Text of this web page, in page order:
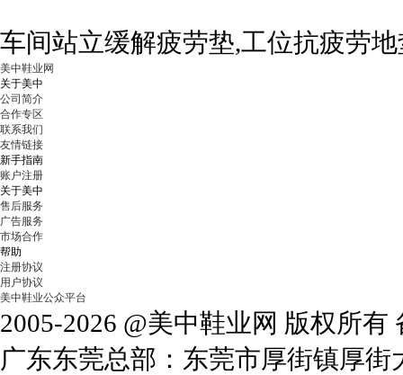
车间站立缓解疲劳垫,工位抗疲劳
美中鞋业网
关于美中
公司简介
合作专区
联系我们
友情链接
新手指南
账户注册
关于美中
售后服务
广告服务
市场合作
帮助
注册协议
用户协议
美中鞋业公众平台
2005-2026 @美中鞋业网 版权所有
广东东莞总部：东莞市厚街镇厚